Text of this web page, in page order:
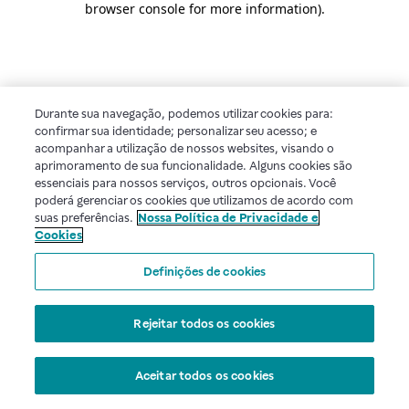
browser console for more information).
Durante sua navegação, podemos utilizar cookies para:
confirmar sua identidade; personalizar seu acesso; e
acompanhar a utilização de nossos websites, visando o
aprimoramento de sua funcionalidade. Alguns cookies são
essenciais para nossos serviços, outros opcionais. Você
poderá gerenciar os cookies que utilizamos de acordo com
suas preferências. Nossa Política de Privacidade e
Cookies
Definições de cookies
Rejeitar todos os cookies
Aceitar todos os cookies